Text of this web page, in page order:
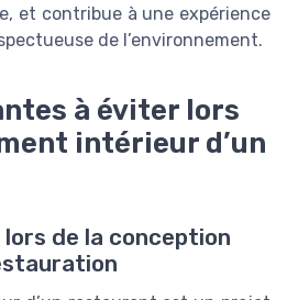
et contribue à une expérience
de l’environnement.
à éviter lors
intérieur d’un
de la conception